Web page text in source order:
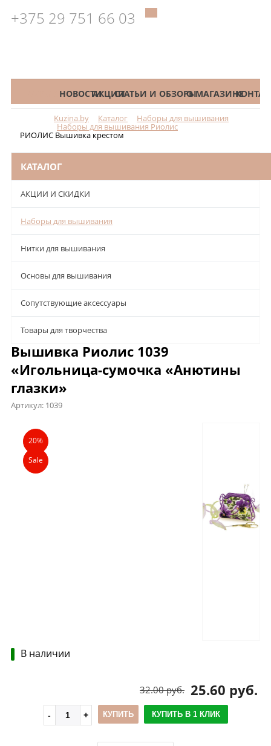
+375 29 751 66 03
КАТАЛОГНОВОСТИАКЦИИСТАТЬИ И ОБЗОРЫО МАГАЗИНЕ
Kuzina.by Каталог Наборы для вышивания
Наборы для вышивания Риолис
РИОЛИС Вышивка крестом
КАТАЛОГ
АКЦИИ И СКИДКИ
Наборы для вышивания
Нитки для вышивания
Основы для вышивания
Сопутствующие аксессуары
Товары для творчества
Вышивка Риолис 1039
«Игольница-сумочка «Анютины
глазки»
Артикул: 1039
Описание
20%
Sale
В наличии
25.60 руб.
32.00 руб.
КУПИТЬ КУПИТЬ В 1 КЛИК